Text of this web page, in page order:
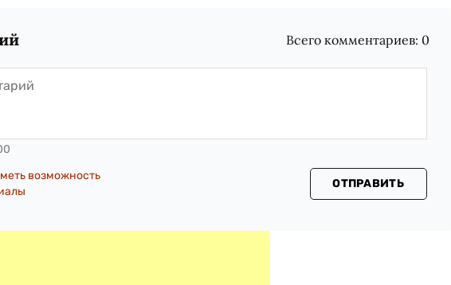
Всего комментариев: 0
возможность
ОТПРАВИТЬ